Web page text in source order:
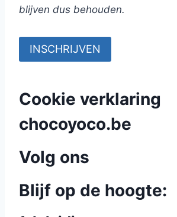
blijven dus behouden.
Cookie verklaring
chocoyoco.be
Volg ons
Blijf op de hoogte: